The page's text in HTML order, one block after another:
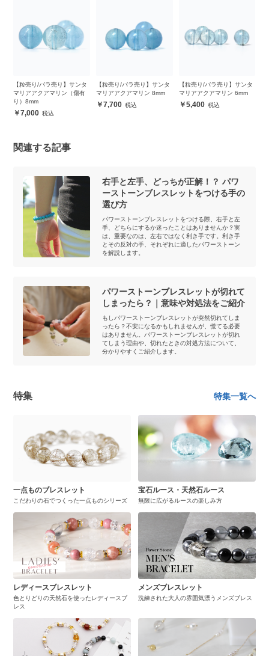
傷有
【粒売り/バラ売り】サンタ
マリアアクアマリン 8mm
7,700
【粒売り/バラ売り】サンタ
マリアアクアマリン 6mm
5,400
【一点もの】サンタマリア
アクアマリン・ラリマー デ
ザインブレスレット
関連する記事
右手と左手、どっちが正解！？ パワ
ーストーンブレスレットをつける手の
選び方
パワーストーンブレスレットをつける際、右手と左
手、どちらにするか迷ったことはありませんか？実
は、重要なのは、左右ではなく利き手です。利き手
とその反対の手、それぞれに適したパワーストーン
を解説します。
パワーストーンブレスレットが切れて
しまったら？｜意味や対処法をご紹介
もしパワーストーンブレスレットが突然切れてしま
ったら？不安になるかもしれませんが、慌てる必要
はありません。パワーストーンブレスレットが切れ
てしまう理由や、切れたときの対処方法について、
分かりやすくご紹介します。
特集 特集一覧へ
一点ものブレスレット
こだわりの石でつくった一点ものシリーズ
宝石ルース・天然石ルース
無限に広がるルースの楽しみ方
レディースブレスレット
色とりどりの天然石を使ったレディースブ
レス
メンズブレスレット
洗練された大人の雰囲気漂うメンズブレス